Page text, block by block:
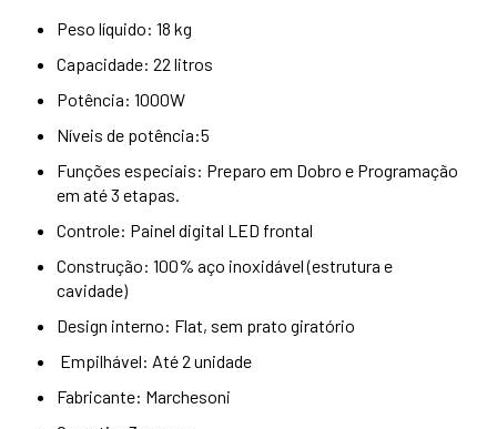
Peso líquido: 18 kg
Capacidade: 22 litros
Potência: 1000W
Níveis de potência:5
Funções especiais: Preparo em Dobro e Programação
em até 3 etapas.
Controle: Painel digital LED frontal
Construção: 100% aço inoxidável (estrutura e
cavidade)
Design interno: Flat, sem prato giratório
Empilhável: Até 2 unidade
Fabricante: Marchesoni